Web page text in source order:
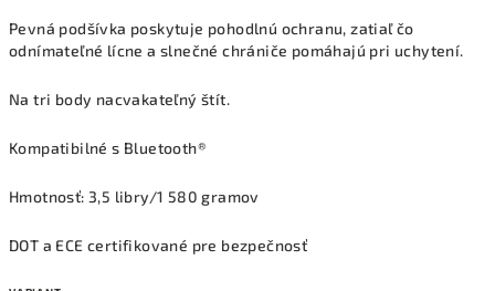
Pevná podšívka poskytuje pohodlnú ochranu, zatiaľ čo
odnímateľné lícne a slnečné chrániče pomáhajú pri uchytení.
Na tri body nacvakateľný štít.
Kompatibilné s Bluetooth®
Hmotnosť: 3,5 libry/1 580 gramov
DOT a ECE certifikované pre bezpečnosť